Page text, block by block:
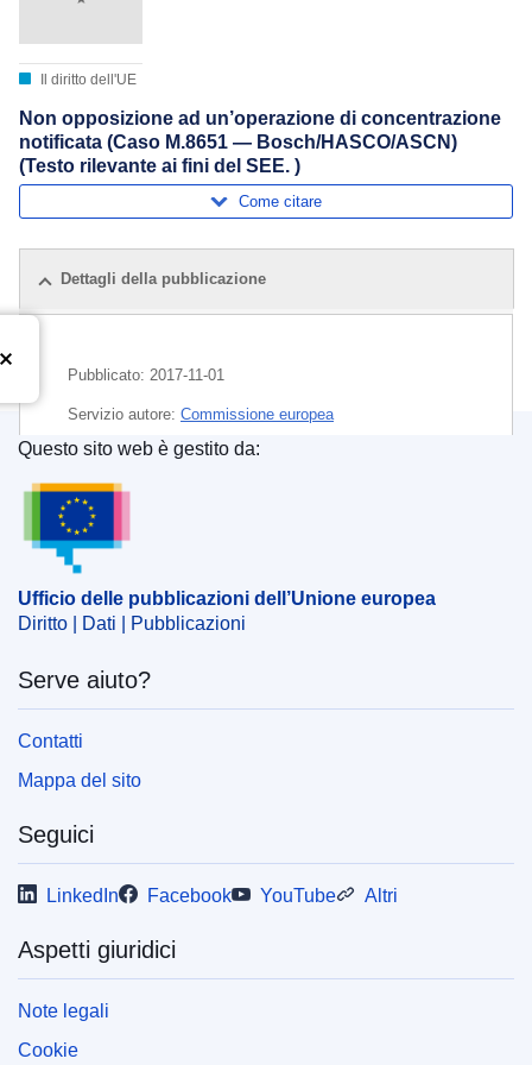
Il diritto dell'UE
Non opposizione ad un’operazione di concentrazione
notificata (Caso M.8651 — Bosch/HASCO/ASCN)
(Testo rilevante ai fini del SEE. )
Come citare
Dettagli della pubblicazione
Pubblicato: 2017-11-01
Servizio autore: Commissione europea
concentrazioni
automobilistica
CELEX : 52017M8651(01)
OJ : JOC_2017_372_R_0003
Ufficio delle pubblicazioni dell’Unione europea
Questo sito web è gestito da:
Ufficio delle pubblicazioni dell’Unione europea
Diritto | Dati | Pubblicazioni
Serve aiuto?
Contatti
Mappa del sito
Seguici
LinkedIn Facebook YouTube Altri
Aspetti giuridici
Note legali
Cookie